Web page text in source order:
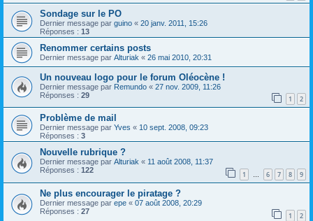
Sondage sur le PO
Dernier message par guino « 20 janv. 2011, 15:26
Réponses : 13
Renommer certains posts
Dernier message par Alturiak « 26 mai 2010, 20:31
Un nouveau logo pour le forum Oléocène !
Dernier message par Remundo « 27 nov. 2009, 11:26
Réponses : 29 1 2
Problème de mail
Dernier message par Yves « 10 sept. 2008, 09:23
Réponses : 3
Nouvelle rubrique ?
Dernier message par Alturiak « 11 août 2008, 11:37
Réponses : 122 1 … 6 7 8 9
Ne plus encourager le piratage ?
Dernier message par epe « 07 août 2008, 20:29
Réponses : 27 1 2